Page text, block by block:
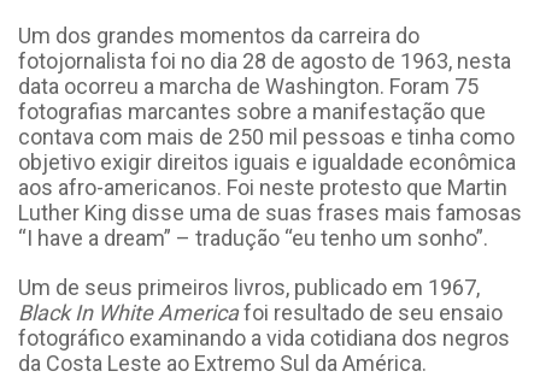
Um dos grandes momentos da carreira do
fotojornalista foi no dia 28 de agosto de 1963, nesta
data ocorreu a marcha de Washington. Foram 75
fotografias marcantes sobre a manifestação que
contava com mais de 250 mil pessoas e tinha como
objetivo exigir direitos iguais e igualdade econômica
aos afro-americanos. Foi neste protesto que Martin
Luther King disse uma de suas frases mais famosas
“I have a dream” – tradução “eu tenho um sonho”.
Um de seus primeiros livros, publicado em 1967,
Black In White Americafoi resultado de seu ensaio
fotográfico examinando a vida cotidiana dos negros
da Costa Leste ao Extremo Sul da América.